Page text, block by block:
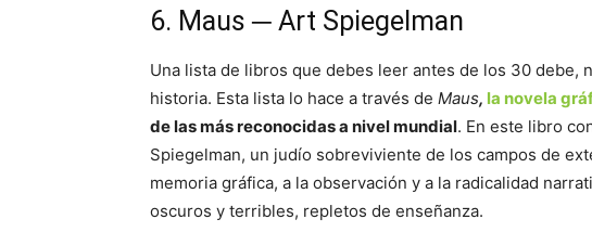
6. Maus ─ Art Spiegelman
Una lista de libros que debes leer antes de los 30 debe,
historia. Esta lista lo hace a través de Maus, la novela
de las más reconocidas a nivel mundial. En este libro
Spiegelman, un judío sobreviviente de los campos de
memoria gráfica, a la observación y a la radicalidad
oscuros y terribles, repletos de enseñanza.